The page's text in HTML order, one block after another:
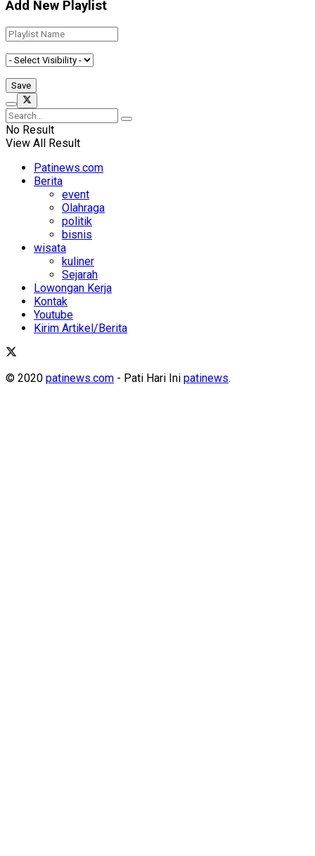
Add New Playlist
No Result
View All Result
Patinews.com
Berita
event
Olahraga
politik
bisnis
wisata
kuliner
Sejarah
Lowongan Kerja
Kontak
Youtube
Kirim Artikel/Berita
© 2020 patinews.com - Pati Hari Ini patinews.